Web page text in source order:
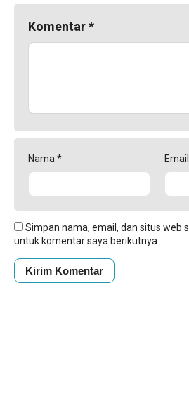
Komentar*
Nama * Email
Simpan nama, email, dan situs web
untuk komentar saya berikutnya.